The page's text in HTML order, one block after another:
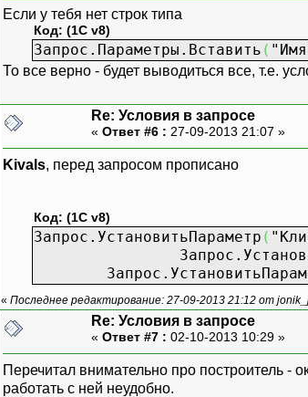
Если у тебя нет строк типа
Код: (1C v8)
Запрос.Параметры.Вставить (
То все верно - будет выводиться все, т.е.
Re: Условия в запросе
« Ответ #6 : 27-09-2013 21:07 »
Kivals, перед запросом прописано
Код: (1C v8)
Запрос.УстановитьПараметр (
« Последнее редактирование: 27-09-2013 21:12 от
Re: Условия в запросе
« Ответ #7 : 02-10-2013 10:29 »
Перечитал внимательно про построитель -
работать с ней неудобно.